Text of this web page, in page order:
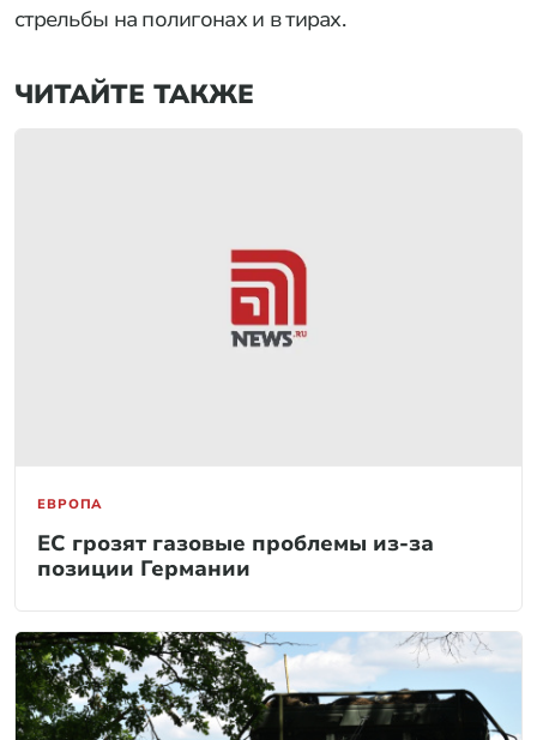
стрельбы на полигонах и в тирах.
ЧИТАЙТЕ ТАКЖЕ
ЕВРОПА
ЕС грозят газовые проблемы из-за
позиции Германии